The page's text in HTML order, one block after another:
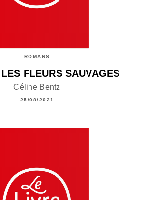
ROMANS
FLEURS SAUVAGES
Céline Bentz
25/08/2021